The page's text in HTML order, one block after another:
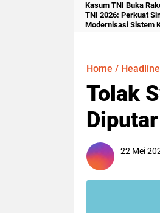
Kasum TNI Buka
TNI 2026: Perkuat
Modernisasi Sistem
Home / Headline
Tolak
22 Mei